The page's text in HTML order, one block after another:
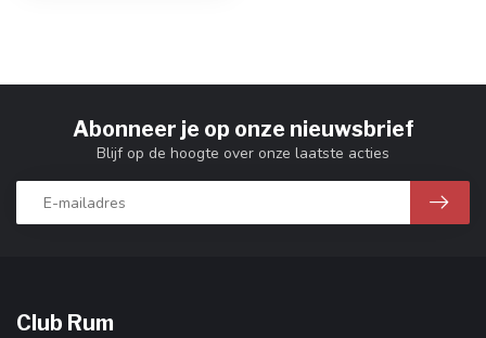
Abonneer je op onze nieuwsbrief
Blijf op de hoogte over onze laatste acties
Club Rum